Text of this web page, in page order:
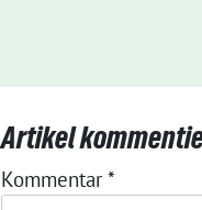
Artikel
Kommentar*